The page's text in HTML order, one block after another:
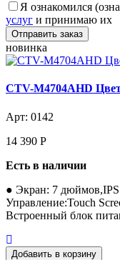
Я ознакомился
услуг и принимаю их
новинка
CTV-M4704AHD
Арт: 0142
14 390 Р
Есть в наличии
● Экран: 7
Управление:Touch
Встроенный блок